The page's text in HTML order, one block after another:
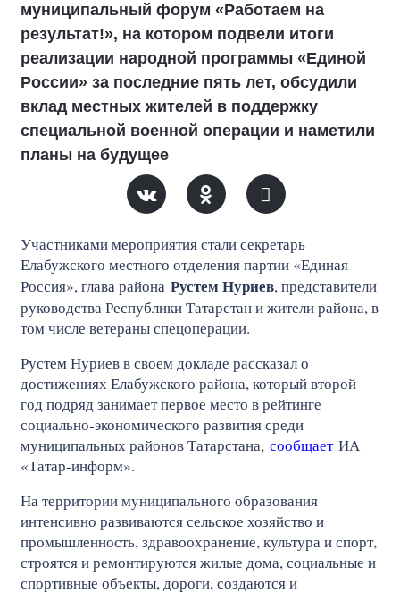
муниципальный форум «Работаем на
результат!», на котором подвели итоги
реализации народной программы «Единой
России» за последние пять лет, обсудили
вклад местных жителей в поддержку
специальной военной операции и наметили
планы на будущее
Участниками мероприятия стали секретарь
Елабужского местного отделения партии «Единая
Россия», глава района Рустем Нуриев, представители
руководства Республики Татарстан и жители района, в
том числе ветераны спецоперации.
Рустем Нуриев в своем докладе рассказал о
достижениях Елабужского района, который второй
год подряд занимает первое место в рейтинге
социально‑экономического развития среди
муниципальных районов Татарстана, сообщаетИА
«Татар-информ».
На территории муниципального образования
интенсивно развиваются сельское хозяйство и
промышленность, здравоохранение, культура и спорт,
строятся и ремонтируются жилые дома, социальные и
спортивные объекты, дороги, создаются и